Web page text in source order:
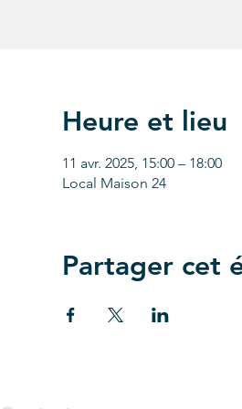
Heure et lieu
11 avr. 2025, 15:00 – 18:00
Local Maison 24
Partager cet